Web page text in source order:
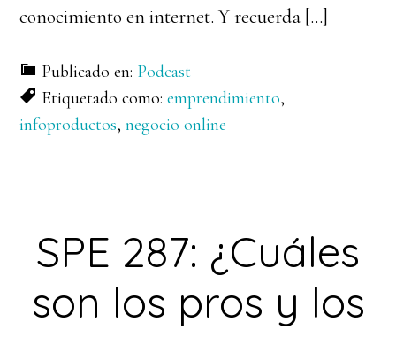
conocimiento en internet. Y recuerda […]
Publicado en: Podcast
Etiquetado como:emprendimiento,
infoproductos,negocio online
SPE 287: ¿Cuáles
son los pros y los